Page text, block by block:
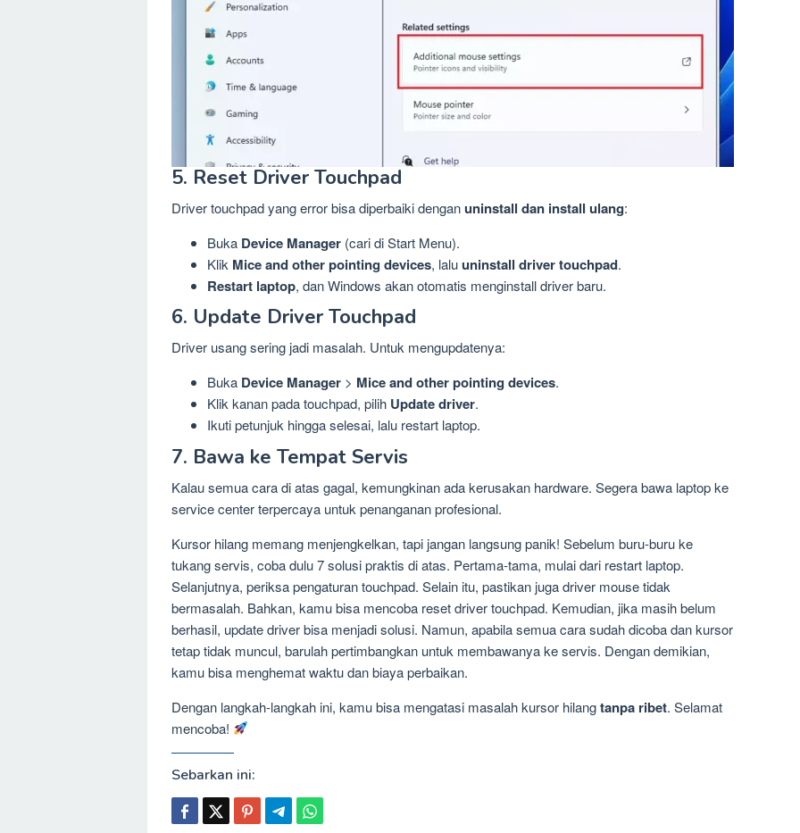
5. Reset Driver Touchpad
Driver touchpad yang error bisa diperbaiki denganuninstall dan install ulang:
Buka Device Manager (cari di Start Menu).
Klik Mice and other pointing devices, laluuninstall driver touchpad.
Restart laptop, dan Windows akan otomatis menginstall driver baru.
6. Update Driver Touchpad
Driver usang sering jadi masalah. Untuk mengupdatenya:
Buka Device Manager > Mice and other pointing devices.
Klik kanan pada touchpad, pilih Update driver.
Ikuti petunjuk hingga selesai, lalu restart laptop.
7. Bawa ke Tempat Servis
Kalau semua cara di atas gagal, kemungkinan ada kerusakan hardware. Segera bawa laptop ke
service center terpercaya untuk penanganan profesional.
Kursor hilang memang menjengkelkan, tapi jangan langsung panik! Sebelum buru-buru ke
tukang servis, coba dulu 7 solusi praktis di atas. Pertama-tama, mulai dari restart laptop.
Selanjutnya, periksa pengaturan touchpad. Selain itu, pastikan juga driver mouse tidak
bermasalah. Bahkan, kamu bisa mencoba reset driver touchpad. Kemudian, jika masih belum
berhasil, update driver bisa menjadi solusi. Namun, apabila semua cara sudah dicoba dan kursor
tetap tidak muncul, barulah pertimbangkan untuk membawanya ke servis. Dengan demikian,
kamu bisa menghemat waktu dan biaya perbaikan.
Dengan langkah-langkah ini, kamu bisa mengatasi masalah kursor hilangtanpa ribet. Selamat
mencoba!
Sebarkan ini: